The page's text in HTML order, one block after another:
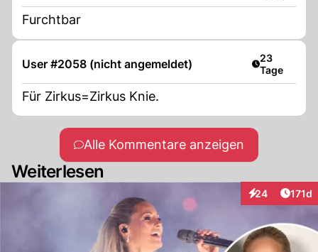
Furchtbar
User #2058 (nicht angemeldet) Artikel
23
Tage
Für Zirkus=Zirkus Knie.
Alle Kommentare anzeigen
Weiterlesen
24
Interaktionen
171d